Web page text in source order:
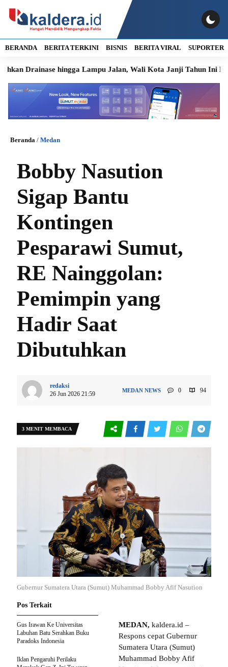
BERANDA BERITA TERKINI BISNIS BERITA VIRAL SUPORTER
hingga Lampu Jalan, Wali Kota Janji Tahun Ini Diperbaiki
Beranda / Medan
Bobby Nasution
Sigap Bantu
Kontingen
Pesparawi Sumut,
RE Nainggolan:
Pemimpin yang
Hadir Saat
Dibutuhkan
redaksi
26 Jun 2026 21:59
MEDAN NEWS 0 94
3 MENIT MEMBACA
Gubernur Sumatera Utara (Sumut) Muhammad Bobby Afif Nasution
MEDAN, kaldera.id –
Respons cepat Gubernur
Sumatera Utara (Sumut)
Muhammad Bobby Afif
Pos Terkait
Gus Irawan Ke Universitas
Labuhan Batu Serahkan Buku
Paradoks Indonesia
Iklan Pengaruhi Perilaku